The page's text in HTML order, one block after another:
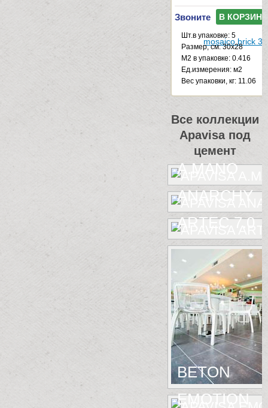
Звоните В КОРЗИНУ
Шт.в упаковке: 5
Размер, см: 30x28
М2 в упаковке: 0.416
Ед.измерения: м2
Веc упаковки, кг: 11.06
Все коллекции
Apavisa под
цемент
A.MANO
ANARCHY
ARTEC 7.0
BETON
EMOTION